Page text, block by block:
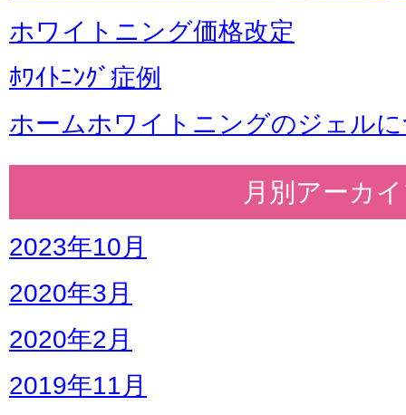
ホワイトニング価格改定
ﾎﾜｲﾄﾆﾝｸﾞ症例
ホームホワイトニングのジェル
月別アーカ
2023年10月
2020年3月
2020年2月
2019年11月